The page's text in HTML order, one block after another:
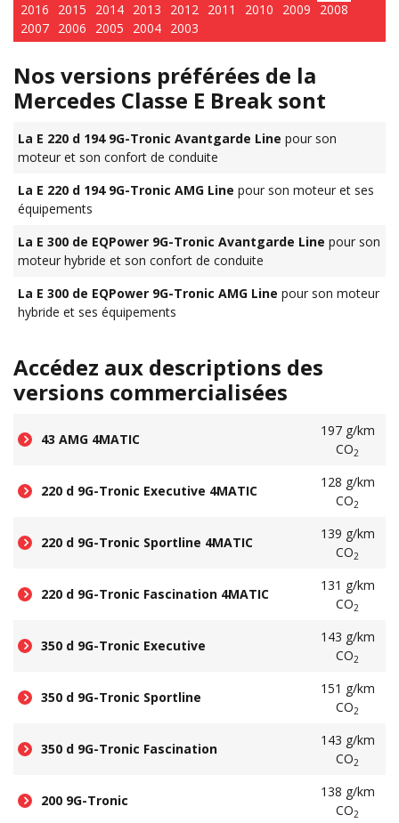
2016
2015 2014 2013 2012 2011 2010 2009
2008
2007 2006 2005 2004 2003
Nos versions préférées de la
Mercedes Classe E Break sont
La E 220 d 194 9G-Tronic Avantgarde Line pour son
moteur et son confort de conduite
La E 220 d 194 9G-Tronic AMG Line pour son moteur et ses
équipements
La E 300 de EQPower 9G-Tronic Avantgarde Line pour son
moteur hybride et son confort de conduite
La E 300 de EQPower 9G-Tronic AMG Line pour son moteur
hybride et ses équipements
Accédez aux descriptions des
versions commercialisées
43 AMG 4MATIC
197 g/km
CO2
220 d 9G-Tronic Executive 4MATIC
128 g/km
CO2
220 d 9G-Tronic Sportline 4MATIC
139 g/km
CO2
220 d 9G-Tronic Fascination 4MATIC
131 g/km
CO2
350 d 9G-Tronic Executive
143 g/km
CO2
350 d 9G-Tronic Sportline
151 g/km
CO2
350 d 9G-Tronic Fascination
143 g/km
CO2
200 9G-Tronic
138 g/km
CO2